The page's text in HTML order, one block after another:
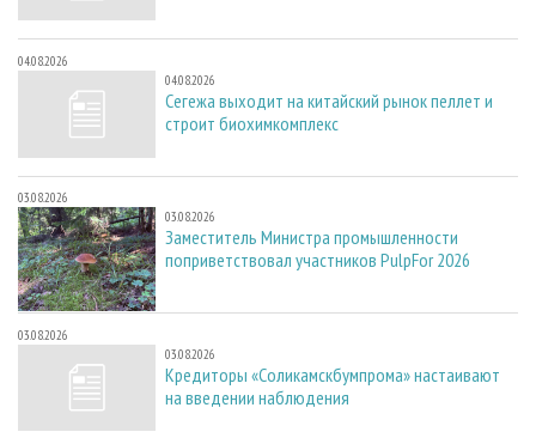
04.08.2026
04.08.2026
Сегежа выходит на китайский рынок пеллет и
строит биохимкомплекс
03.08.2026
03.08.2026
Заместитель Министра промышленности
поприветствовал участников PulpFor 2026
03.08.2026
03.08.2026
Кредиторы «Соликамскбумпрома» настаивают
на введении наблюдения